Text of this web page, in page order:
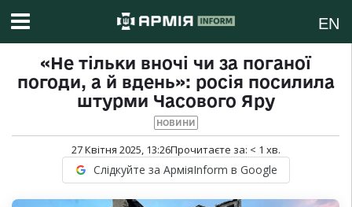
EN
«Не тільки вночі чи за поганої
погоди, а й вдень»: росія посилила
штурми Часового Яру
НОВИНИ
27 Квітня 2025, 13:26Прочитаєте за: < 1 хв.
Слідкуйте за АрміяInform в Google